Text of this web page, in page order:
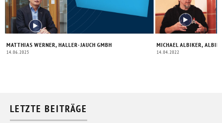
MATTHIAS WERNER, HALLER-JAUCH GMBH
14.06.2025
MICHAEL ALBIKER,
14.04.2022
LETZTE BEITRÄGE